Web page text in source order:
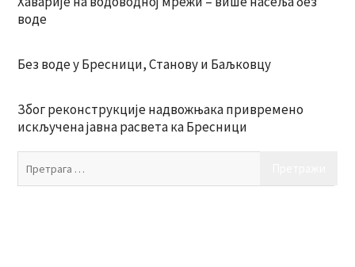
воде
Без воде у Бресници, Станову и Баљковцу
Због реконструкције надвожњака привремено
искључена јавна расвета ка Бресници